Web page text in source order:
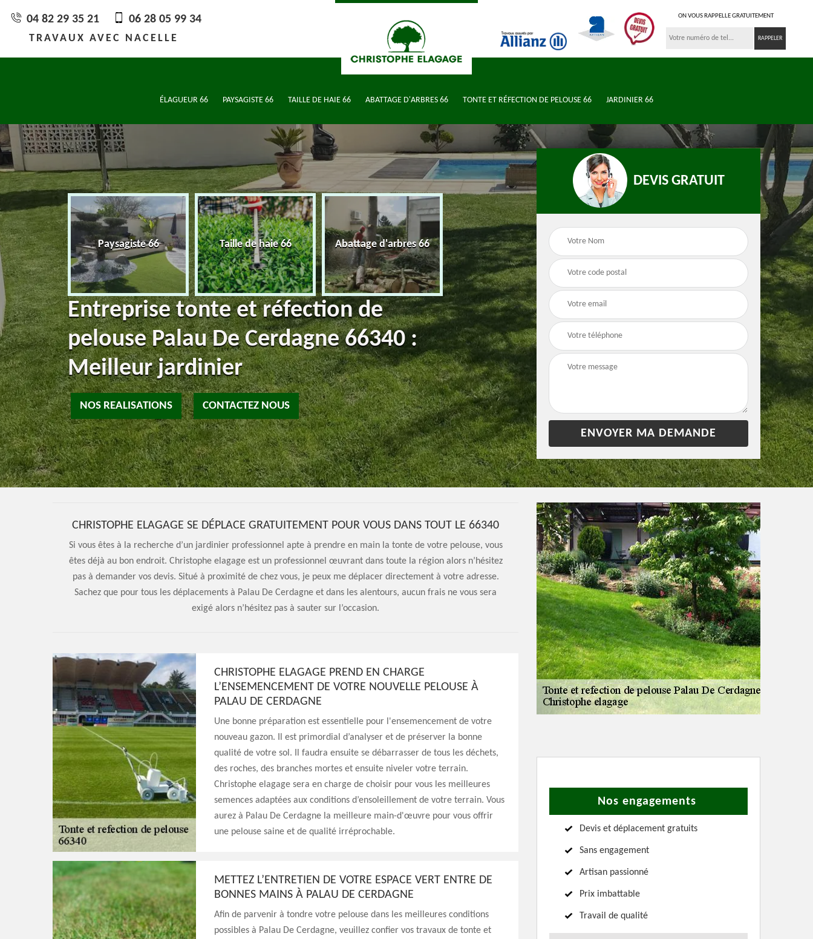
04 82 29 35 21 06 28 05 99 34
TRAVAUX AVEC NACELLE
ON VOUS RAPPELLE GRATUITEMENT
ÉLAGUEUR 66 PAYSAGISTE 66 TAILLE DE HAIE 66 ABATTAGE D'ARBRES 66 TONTE ET RÉFECTION DE PELOUSE 66 JARDINIER 66
66 Paysagiste 66 Taille de haie 66 Abattage d'arbres 66
Tonte et réfection de
pelouse 66
Élagueur 66
Entreprise tonte et réfection de
pelouse Palau De Cerdagne 66340 :
Meilleur jardinier
NOS REALISATIONS CONTACTEZ NOUS
DEVIS GRATUIT
CHRISTOPHE ELAGAGE SE DÉPLACE GRATUITEMENT POUR VOUS DANS TOUT LE 66340
Si vous êtes à la recherche d’un jardinier professionnel apte à prendre en main la tonte de votre pelouse, vous
êtes déjà au bon endroit. Christophe elagage est un professionnel œuvrant dans toute la région alors n’hésitez
pas à demander vos devis. Situé à proximité de chez vous, je peux me déplacer directement à votre adresse.
Sachez que pour tous les déplacements à Palau De Cerdagne et dans les alentours, aucun frais ne vous sera
exigé alors n’hésitez pas à sauter sur l’occasion.
CHRISTOPHE ELAGAGE PREND EN CHARGE
L’ENSEMENCEMENT DE VOTRE NOUVELLE PELOUSE À
PALAU DE CERDAGNE
Une bonne préparation est essentielle pour l'ensemencement de votre
nouveau gazon. Il est primordial d’analyser et de préserver la bonne
qualité de votre sol. Il faudra ensuite se débarrasser de tous les déchets,
des roches, des branches mortes et ensuite niveler votre terrain.
Christophe elagage sera en charge de choisir pour vous les meilleures
semences adaptées aux conditions d’ensoleillement de votre terrain. Vous
aurez à Palau De Cerdagne la meilleure main-d'œuvre pour vous offrir
une pelouse saine et de qualité irréprochable.
METTEZ L’ENTRETIEN DE VOTRE ESPACE VERT ENTRE DE
BONNES MAINS À PALAU DE CERDAGNE
Afin de parvenir à tondre votre pelouse dans les meilleures conditions
possibles à Palau De Cerdagne, veuillez confier vos travaux de tonte et
Nos engagements
Devis et déplacement gratuits
Sans engagement
Artisan passionné
Prix imbattable
Travail de qualité